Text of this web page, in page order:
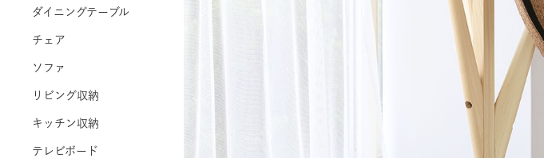
ダイニングテーブル
チェア
ソファ
リビング収納
キッチン収納
テレビボード